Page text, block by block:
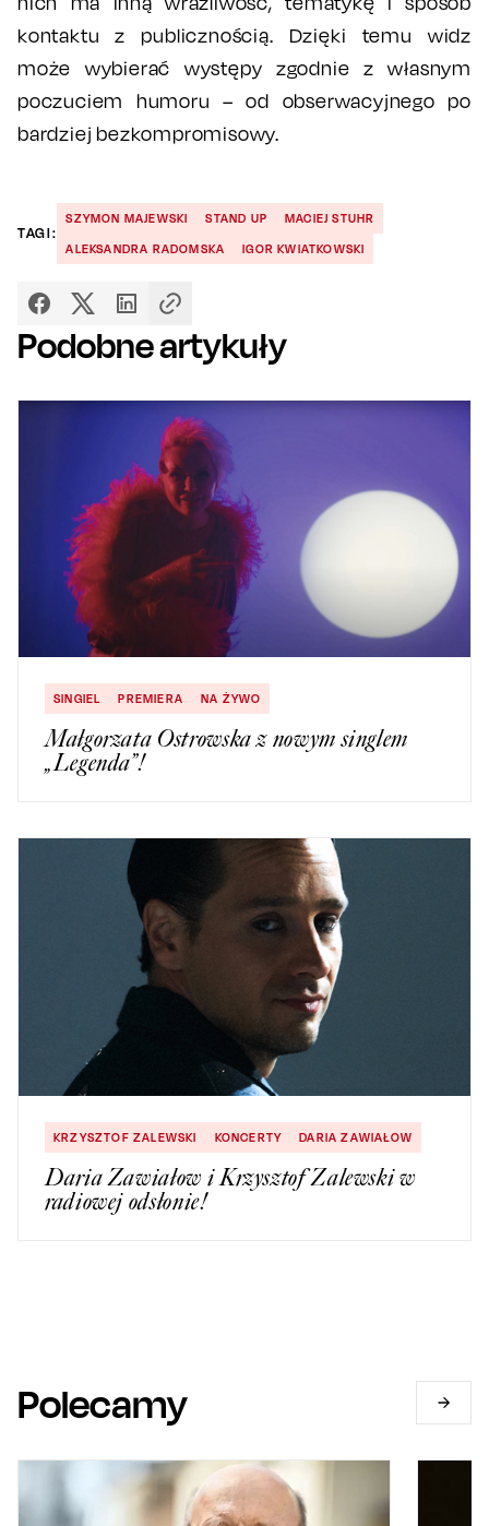
kontaktu z publicznością. Dzięki temu widz
może wybierać występy zgodnie z własnym
poczuciem humoru – od obserwacyjnego po
bardziej bezkompromisowy.
TAGI:
SZYMON MAJEWSKI STAND UP
MACIEJ STUHR
ALEKSANDRA RADOMSKA
IGOR KWIATKOWSKI
Podobne artykuły
SINGIEL PREMIERA NA ŻYWO
Małgorzata Ostrowska z nowym singlem
„Legenda”!
KRZYSZTOF ZALEWSKI KONCERTY DARIA ZAWIAŁOW
Daria Zawiałow i Krzysztof Zalewski w
radiowej odsłonie!
Polecamy